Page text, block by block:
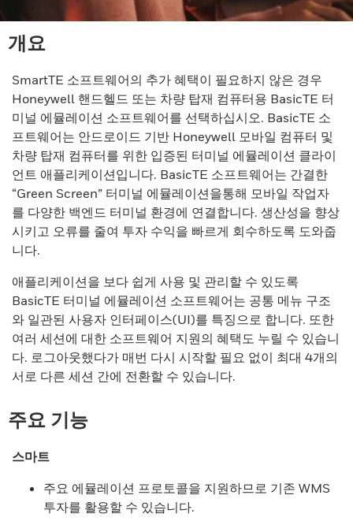
개요
SmartTE 소프트웨어의 추가 혜택이 필요하지 않은 경우
Honeywell 핸드헬드 또는 차량 탑재 컴퓨터용 BasicTE 터
미널 에뮬레이션 소프트웨어를 선택하십시오. BasicTE 소
프트웨어는 안드로이드 기반 Honeywell 모바일 컴퓨터 및
차량 탑재 컴퓨터를 위한 입증된 터미널 에뮬레이션 클라이
언트 애플리케이션입니다. BasicTE 소프트웨어는 간결한
“Green Screen” 터미널 에뮬레이션을통해 모바일 작업자
를 다양한 백엔드 터미널 환경에 연결합니다. 생산성을 향상
시키고 오류를 줄여 투자 수익을 빠르게 회수하도록 도와줍
니다.
애플리케이션을 보다 쉽게 사용 및 관리할 수 있도록
BasicTE 터미널 에뮬레이션 소프트웨어는 공통 메뉴 구조
와 일관된 사용자 인터페이스(UI)를 특징으로 합니다. 또한
여러 세션에 대한 소프트웨어 지원의 혜택도 누릴 수 있습니
다. 로그아웃했다가 매번 다시 시작할 필요 없이 최대 4개의
서로 다른 세션 간에 전환할 수 있습니다.
주요 기능
스마트
주요 에뮬레이션 프로토콜을 지원하므로 기존 WMS
투자를 활용할 수 있습니다.